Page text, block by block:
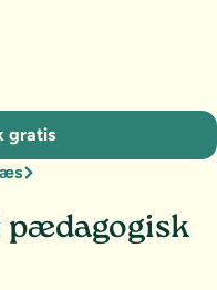
pædagogisk
gratis